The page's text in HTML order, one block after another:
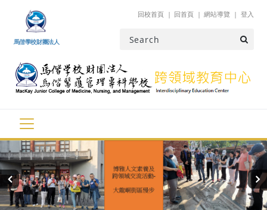
跳到主要內容
馬偕學校財團法人
回校首頁 回首頁 網站導覽 登入
‹ ›